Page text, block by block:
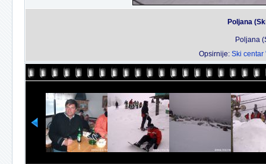
Poljana
Poljana
Opsirnije: Ski centar